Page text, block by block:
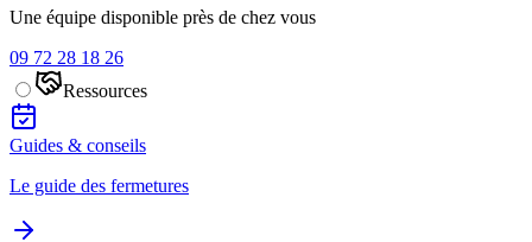
Une équipe disponible près de chez vous
09 72 28 18 26
Ressources
Guides & conseils
Le guide des fermetures